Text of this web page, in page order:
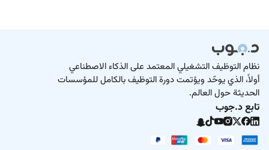
نظام التوظيف التشغيلي المعتمد على الذكاء الاصطناعي
أولاً، الذي يوحّد ويؤتمت دورة التوظيف بالكامل للمؤسسات
الحديثة حول العالم.
تابع د.جوب